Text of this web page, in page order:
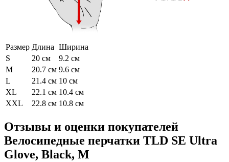
Размер Длина Ширина
S
20 см
9.2 см
M
20.7 см 9.6 см
L
21.4 см 10 см
XL
22.1 см 10.4 см
XXL
22.8 см 10.8 см
Отзывы и оценки покупателей
Велосипедные перчатки TLD SE Ultra
Glove, Black, M